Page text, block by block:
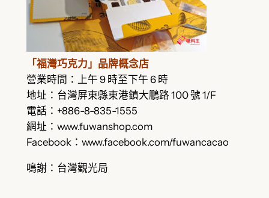
「福灣巧克力」品牌概念店
營業時間：上午 9 時至下午 6 時
地址：台灣屏東縣東港鎮大鵬路 100 號 1/F
電話：+886-8-835-1555
網址：www.fuwanshop.com
Facebook：www.facebook.com/fuwancacao
鳴謝：台灣觀光局